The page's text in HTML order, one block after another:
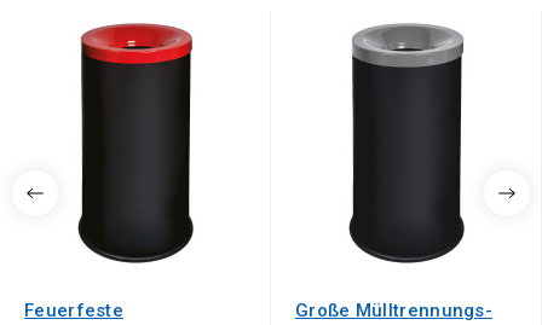
Feuerfeste
Große Mülltrennungs-